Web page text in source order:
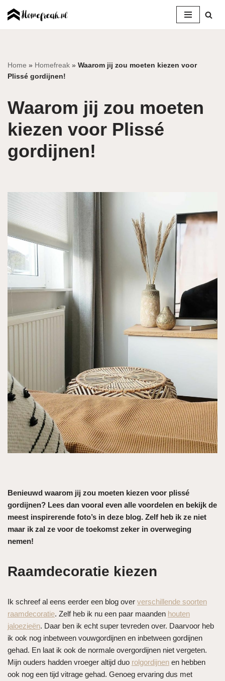
inhoud
Home » Homefreak » Waarom jij zou moeten kiezen voor
Plissé gordijnen!
Waarom jij zou moeten
kiezen voor Plissé
gordijnen!
Benieuwd waarom jij zou moeten kiezen voor plissé
gordijnen? Lees dan vooral even alle voordelen en bekijk de
meest inspirerende foto’s in deze blog. Zelf heb ik ze niet
maar ik zal ze voor de toekomst zeker in overweging
nemen!
Raamdecoratie kiezen
Ik schreef al eens eerder een blog over verschillende soorten
raamdecoratie. Zelf heb ik nu een paar maanden houten
jaloezieën. Daar ben ik echt super tevreden over. Daarvoor heb
ik ook nog inbetween vouwgordijnen en inbetween gordijnen
gehad. En laat ik ook de normale overgordijnen niet vergeten.
Mijn ouders hadden vroeger altijd duo rolgordijnen en hebben
ook nog een tijd vitrage gehad. Genoeg ervaring dus met